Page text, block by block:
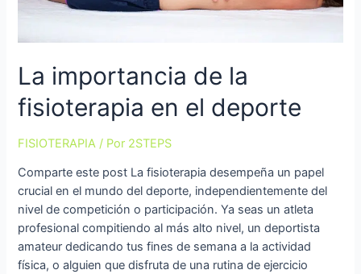
La importancia de la
fisioterapia en el deporte
FISIOTERAPIA / Por 2STEPS
Comparte este post La fisioterapia desempeña un papel
crucial en el mundo del deporte, independientemente del
nivel de competición o participación. Ya seas un atleta
profesional compitiendo al más alto nivel, un deportista
amateur dedicando tus fines de semana a la actividad
física, o alguien que disfruta de una rutina de ejercicio